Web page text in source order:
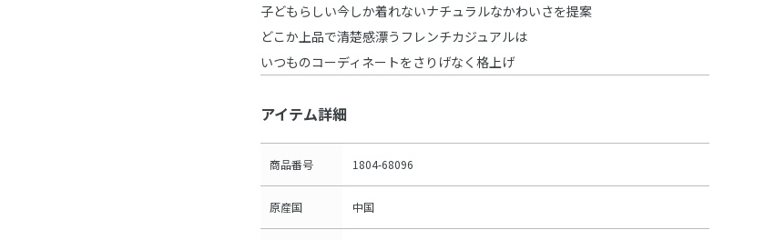
子どもらしい今しか着れないナチュラルなかわいさを提案
どこか上品で清楚感漂うフレンチカジュアルは
いつものコーディネートをさりげなく格上げ
アイテム詳細
商品番号 1804-68096
原産国 中国